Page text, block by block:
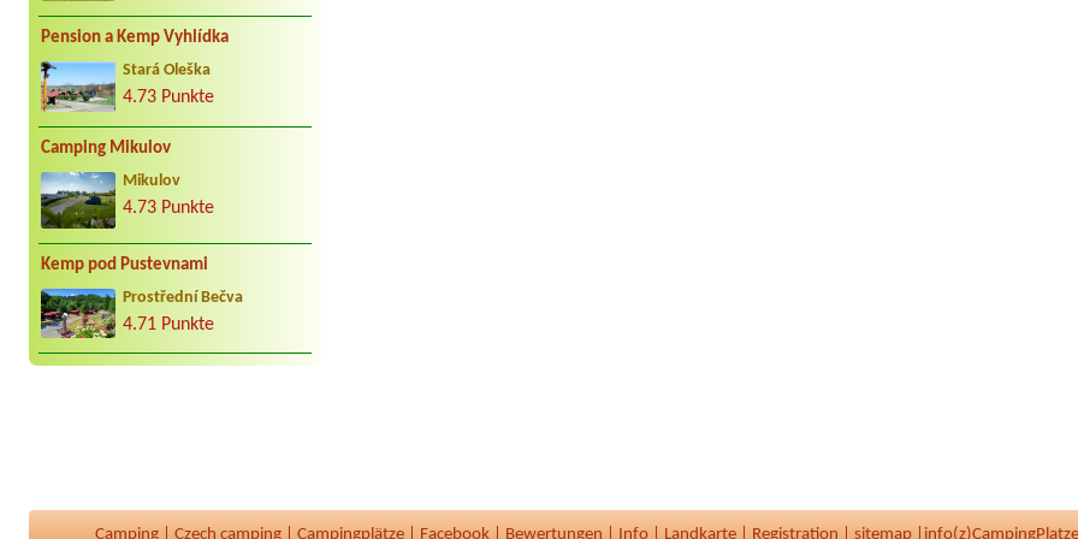
Pension a Kemp Vyhlídka
Stará Oleška
4.73 Punkte
Camping Mikulov
Mikulov
4.73 Punkte
Kemp pod Pustevnami
Prostřední Bečva
4.71 Punkte
Camping Czech camping Campingplätze Facebook Bewertungen Info Landkarte Registration sitemap